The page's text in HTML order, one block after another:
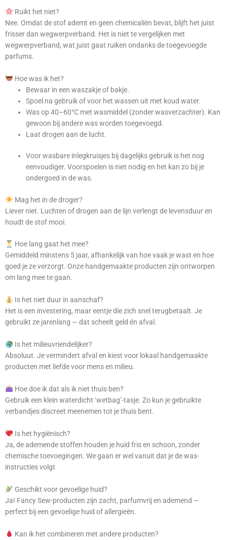
Ruikt het niet?
Nee. Omdat de stof ademt en geen chemicaliën bevat, blijft het juist
frisser dan wegwerpverband. Het is niet te vergelijken met
wegwerpverband, wat juist gaat ruiken ondanks de toegevoegde
parfums.
Hoe was ik het?
Bewaar in een waszakje of bakje.
Spoel na gebruik of voor het wassen uit met koud water.
Was op 40–60°C met wasmiddel (zonder wasverzachter). Kan
gewoon bij andere was worden toegevoegd.
Laat drogen aan de lucht.
Voor wasbare inlegkruisjes bij dagelijks gebruik is het nog
eenvoudiger. Voorspoelen is niet nodig en het kan zo bij je
ondergoed in de was.
Mag het in de droger?
Liever niet. Luchten of drogen aan de lijn verlengt de levensduur en
houdt de stof mooi.
Hoe lang gaat het mee?
Gemiddeld minstens 5 jaar, afhankelijk van hoe vaak je wast en hoe
goed je ze verzorgt. Onze handgemaakte producten zijn ontworpen
om lang mee te gaan.
Is het niet duur in aanschaf?
Het is een investering, maar eentje die zich snel terugbetaalt. Je
gebruikt ze jarenlang — dat scheelt geld én afval.
Is het milieuvriendelijker?
Absoluut. Je vermindert afval en kiest voor lokaal handgemaakte
producten met liefde voor mens en milieu.
Hoe doe ik dat als ik niet thuis ben?
Gebruik een klein waterdicht ‘wetbag’-tasje. Zo kun je gebruikte
verbandjes discreet meenemen tot je thuis bent.
Is het hygiënisch?
Ja, de ademende stoffen houden je huid fris en schoon, zonder
chemische toevoegingen. We gaan er wel vanuit dat je de was-
instructies volgt
Geschikt voor gevoelige huid?
Ja! Fancy Sew-producten zijn zacht, parfumvrij en ademend —
perfect bij een gevoelige huid of allergieën.
Kan ik het combineren met andere producten?